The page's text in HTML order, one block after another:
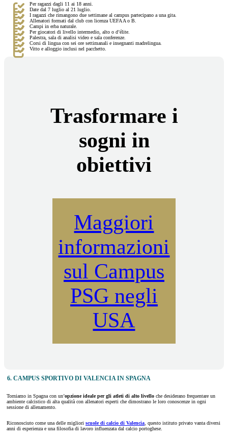
Per ragazzi dagli 11 ai 18 anni.
Date dal 7 luglio al 21 luglio.
I ragazzi che rimangono due settimane al campus partecipano a una gita.
Allenatori formati dal club con licenza UEFA A o B.
Campi in erba naturale.
Per giocatori di livello intermedio, alto o d’élite.
Palestra, sala di analisi video e sala conferenze.
Corsi di lingua con sei ore settimanali e insegnanti madrelingua.
Vitto e alloggio inclusi nel pacchetto.
Trasformare i
sogni in
obiettivi
Maggiori
informazioni
sul Campus
PSG negli
USA
6. CAMPUS SPORTIVO DI VALENCIA IN SPAGNA
Torniamo in Spagna con un’opzione ideale per gli atleti di alto livello che desiderano frequentare un
ambiente calcistico di alta qualità con allenatori esperti che dimostrano le loro conoscenze in ogni
sessione di allenamento.
Riconosciuto come una delle migliori scuole di calcio di Valencia , questo istituto privato vanta diversi
anni di esperienza e una filosofia di lavoro influenzata dal calcio portoghese.